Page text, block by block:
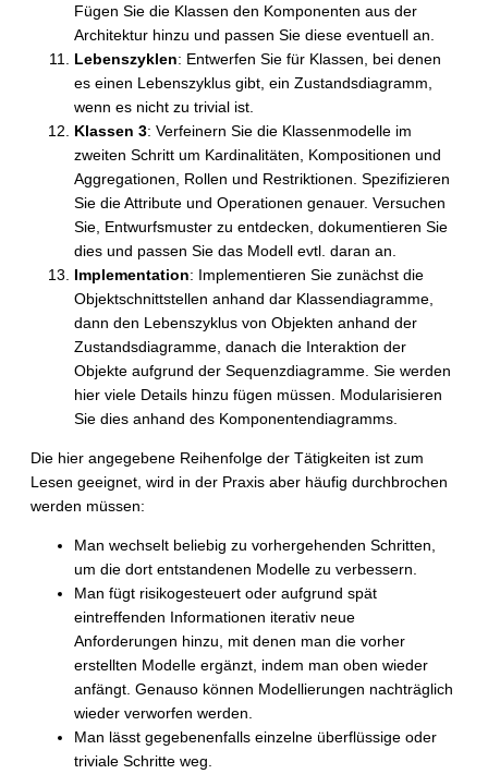
Fügen Sie die Klassen den Komponenten aus der
Architektur hinzu und passen Sie diese eventuell an.
Lebenszyklen: Entwerfen Sie für Klassen, bei denen
es einen Lebenszyklus gibt, ein Zustandsdiagramm,
wenn es nicht zu trivial ist.
Klassen 3: Verfeinern Sie die Klassenmodelle im
zweiten Schritt um Kardinalitäten, Kompositionen und
Aggregationen, Rollen und Restriktionen. Spezifizieren
Sie die Attribute und Operationen genauer. Versuchen
Sie, Entwurfsmuster zu entdecken, dokumentieren Sie
dies und passen Sie das Modell evtl. daran an.
Implementation: Implementieren Sie zunächst die
Objektschnittstellen anhand dar Klassendiagramme,
dann den Lebenszyklus von Objekten anhand der
Zustandsdiagramme, danach die Interaktion der
Objekte aufgrund der Sequenzdiagramme. Sie werden
hier viele Details hinzu fügen müssen. Modularisieren
Sie dies anhand des Komponentendiagramms.
Die hier angegebene Reihenfolge der Tätigkeiten ist zum
Lesen geeignet, wird in der Praxis aber häufig durchbrochen
werden müssen:
Man wechselt beliebig zu vorhergehenden Schritten,
um die dort entstandenen Modelle zu verbessern.
Man fügt risikogesteuert oder aufgrund spät
eintreffenden Informationen iterativ neue
Anforderungen hinzu, mit denen man die vorher
erstellten Modelle ergänzt, indem man oben wieder
anfängt. Genauso können Modellierungen nachträglich
wieder verworfen werden.
Man lässt gegebenenfalls einzelne überflüssige oder
triviale Schritte weg.